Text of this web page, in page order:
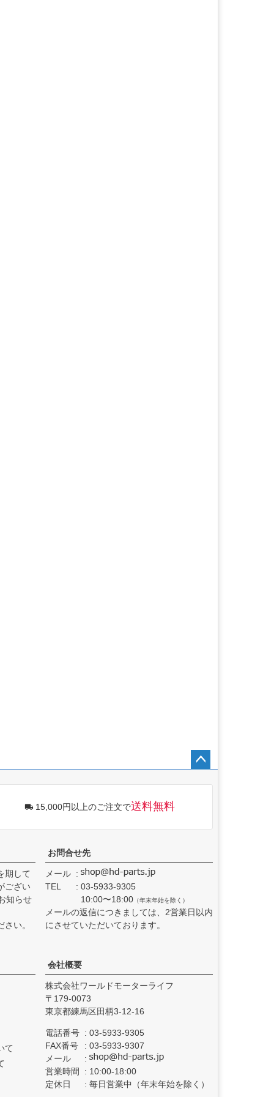
15,000円以上のご注文で送料無料
期して
ござい
知らせ
い。
お問合せ先
メール
TEL
03-5933-9305
10:00〜18:00 （年末年始を除く）
メールの返信につきましては、2営業日以内
にさせていただいております。
て
会社概要
株式会社ワールドモーターライフ
179-0073
東京都練馬区田柄3-12-16
電話番号
03-5933-9305
FAX番号
03-5933-9307
メール
営業時間
10:00-18:00
定休日
毎日営業中（年末年始を除く）